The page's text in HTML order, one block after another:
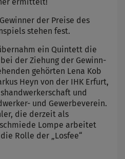
der Preise des
stehen fest.
ein Quintett die
der Ziehung der Gewinn-
gehörten Lena Kob
Heyn von der IHK Erfurt,
und
und Gewerbeverein.
die derzeit als
Lompe arbeitet
Rolle der „Losfee“